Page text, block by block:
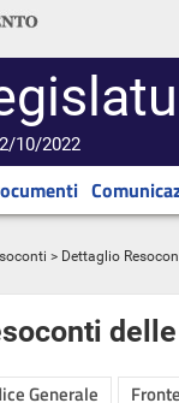
10/2022
> Dettaglio
Generale